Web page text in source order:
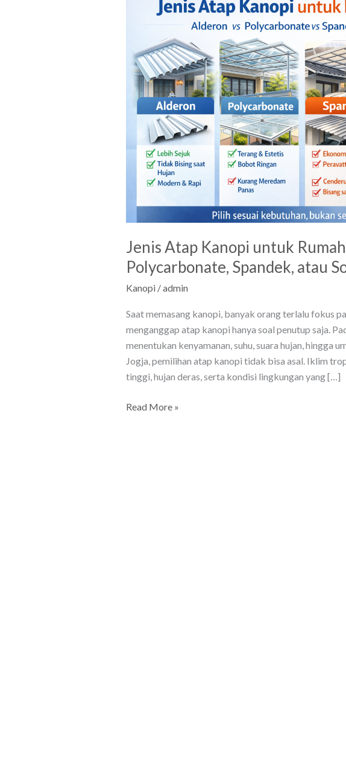
Jenis Atap Kanopi untuk
Polycarbonate, Spandek, atau
Kanopi /admin
Saat memasang kanopi, banyak orang terlalu fokus
menganggap atap kanopi hanya soal penutup saja.
menentukan kenyamanan, suhu, suara hujan, hingga
Jogja, pemilihan atap kanopi tidak bisa asal. Iklim
tinggi, hujan deras, serta kondisi lingkungan yang […]
Rumah
Jogja:
Alderon,
Polycarbonate,
Spandek,
Solartuff?
Read More »